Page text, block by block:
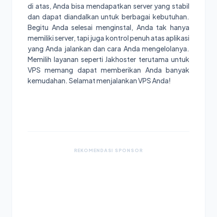
di atas, Anda bisa mendapatkan server yang stabil
dan dapat diandalkan untuk berbagai kebutuhan.
Begitu Anda selesai menginstal, Anda tak hanya
memiliki server, tapi juga kontrol penuh atas aplikasi
yang Anda jalankan dan cara Anda mengelolanya.
Memilih layanan seperti Jakhoster terutama untuk
VPS memang dapat memberikan Anda banyak
kemudahan. Selamat menjalankan VPS Anda!
REKOMENDASI SPONSOR